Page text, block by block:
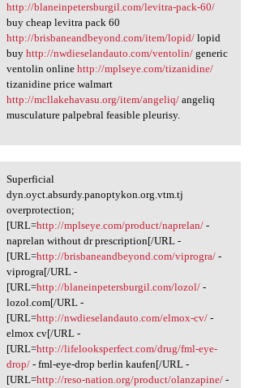
http://blaneinpetersburgil.com/levitra-pack-60/
buy cheap levitra pack 60
http://brisbaneandbeyond.com/item/lopid/lopid
buy http://nwdieselandauto.com/ventolin/generic
ventolin online http://mplseye.com/tizanidine/
tizanidine price walmart
http://mcllakehavasu.org/item/angeliq/angeliq
musculature palpebral feasible pleurisy.
dyn.oyct.absurdy
Superficial
dyn.oyct.absurdy.panoptykon.org.vtm.tj
overprotection;
[URL=http://mplseye.com/product/naprelan/-
naprelan without dr prescription[/URL -
[URL=http://brisbaneandbeyond.com/viprogra/-
viprogra[/URL -
[URL=http://blaneinpetersburgil.com/lozol/-
lozol.com[/URL -
[URL=http://nwdieselandauto.com/elmox-cv/-
elmox cv[/URL -
[URL=http://lifelooksperfect.com/drug/fml-eye-
drop/- fml-eye-drop berlin kaufen[/URL -
[URL=http://reso-nation.org/product/olanzapine/-